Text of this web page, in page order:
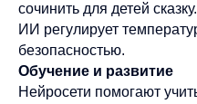
сочинить для детей
ИИ регулирует
безопасностью.
Обучение и развитие
Нейросети помогают